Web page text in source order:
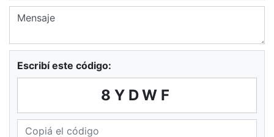
Escribí este código:
8YDWF